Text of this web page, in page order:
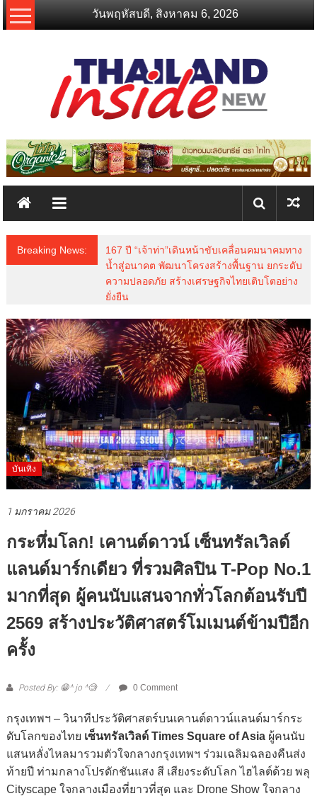
Skip
to
วันพฤหัสบดี, สิงหาคม 6, 2026
thailandinsidenew.com
Thailand
New
Breaking News:
167 ปี “เจ้าท่า”เดินหน้าขับเคลื่อนคมนาคมทาง
น้ำสู่อนาคต พัฒนาโครงสร้างพื้นฐาน ยกระดับ
ความปลอดภัย สร้างเศรษฐกิจไทยเติบโตอย่าง
ยั่งยืน
บันเทิง
1 มกราคม 2026
กระหึ่มโลก! เคานต์ดาวน์ เซ็นทรัลเวิลด์
แลนด์มาร์กเดียว ที่รวมศิลปิน T-Pop No.1
มากที่สุด ผู้คนนับแสนจากทั่วโลกต้อนรับปี
2569 สร้างประวัติศาสตร์โมเมนต์ข้ามปีอีก
ครั้ง
Posted By: 😁^ jo ^🧐 0 Comment
กรุงเทพฯ – วินาทีประวัติศาสตร์บนเคานต์ดาวน์แลนด์มาร์กระ
ดับโลกของไทย เซ็นทรัลเวิลด์ Times Square of Asia ผู้คนนับ
แสนหลั่งไหลมารวมตัวใจกลางกรุงเทพฯ ร่วมเฉลิมฉลองคืนส่ง
ท้ายปี ท่ามกลางโปรดักชันแสง สี เสียงระดับโลก ไฮไลต์ด้วย พลุ
Cityscape ใจกลางเมืองที่ยาวที่สุด และ Drone Show ใจกลาง